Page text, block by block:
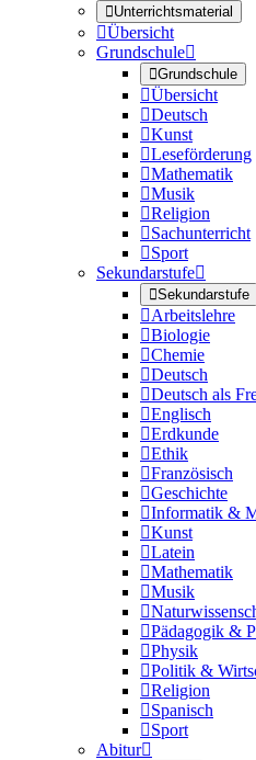
Unterrichtsmaterial
Übersicht
Grundschule
Grundschule
Übersicht
Deutsch
Kunst
Leseförderung
Mathematik
Musik
Religion
Sachunterricht
Sport
Sekundarstufe
Sekundarstufe
Arbeitslehre
Biologie
Chemie
Deutsch
Deutsch als
Englisch
Erdkunde
Ethik
Französisch
Geschichte
Informatik &
Kunst
Latein
Mathematik
Musik

Pädagogik &
Physik
Politik &
Religion
Spanisch
Sport
Abitur